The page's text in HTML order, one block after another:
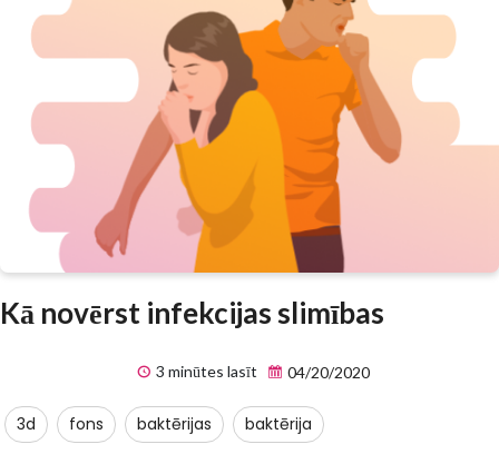
Kā novērst infekcijas slimības
3 minūtes lasīt 04/20/2020
3d fons baktērijas baktērija